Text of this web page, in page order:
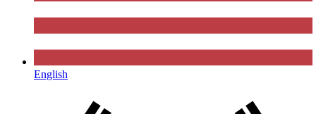
English